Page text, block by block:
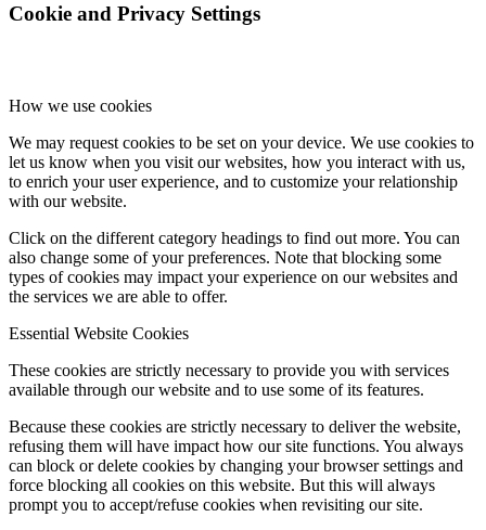
Cookie and Privacy Settings
How we use cookies
We may request cookies to be set on your device. We use cookies to
let us know when you visit our websites, how you interact with us,
to enrich your user experience, and to customize your relationship
with our website.
Click on the different category headings to find out more. You can
also change some of your preferences. Note that blocking some
types of cookies may impact your experience on our websites and
the services we are able to offer.
Essential Website Cookies
These cookies are strictly necessary to provide you with services
available through our website and to use some of its features.
Because these cookies are strictly necessary to deliver the website,
refusing them will have impact how our site functions. You always
can block or delete cookies by changing your browser settings and
force blocking all cookies on this website. But this will always
prompt you to accept/refuse cookies when revisiting our site.